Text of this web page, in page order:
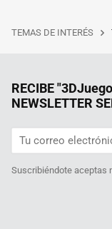
TEMAS DE INTERÉS
RECIBE
NEWSLETTER
Suscribiéndote aceptas